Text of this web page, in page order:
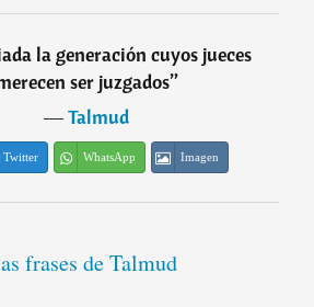
la generación cuyos jueces
ser juzgados”
―Talmud
Twitter WhatsApp Imagen
frases de Talmud